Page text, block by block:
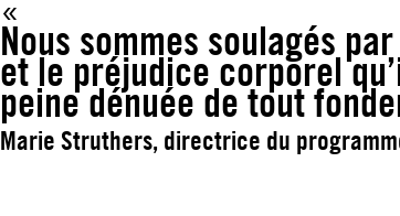
Nous sommes soulagés
et le préjudice corporel
peine dénuée de tout
Marie Struthers, directrice du